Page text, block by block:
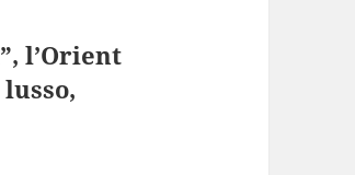
l’Orient